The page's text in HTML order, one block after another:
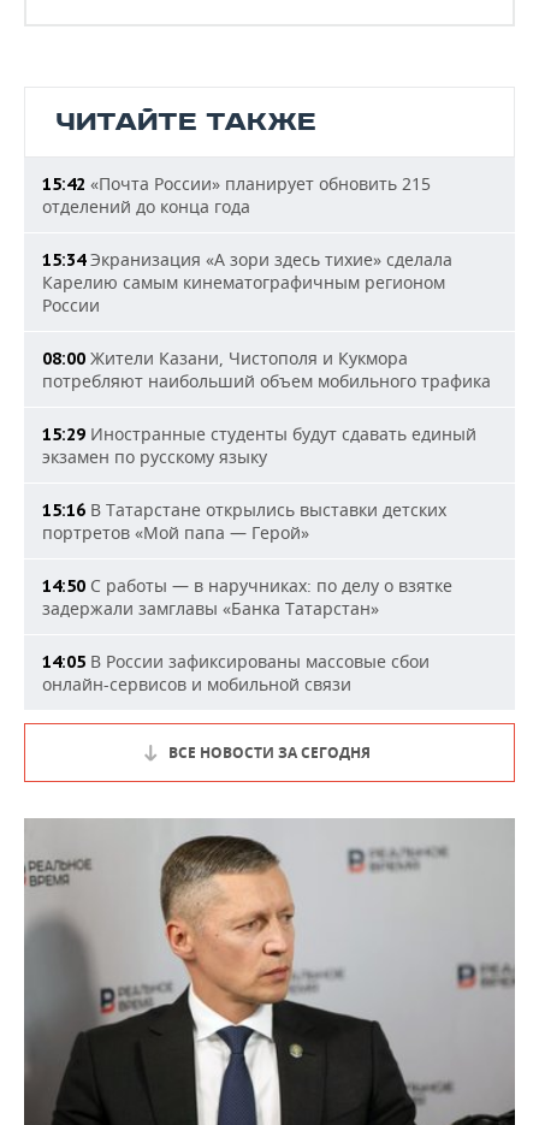
ЧИТАЙТЕ ТАКЖЕ
15:42 «Почта России» планирует обновить 215
отделений до конца года
15:34Экранизация «А зори здесь тихие» сделала
Карелию самым кинематографичным регионом
России
08:00 Жители Казани, Чистополя и Кукмора
потребляют наибольший объем мобильного трафика
15:29 Иностранные студенты будут сдавать единый
экзамен по русскому языку
15:16 В Татарстане открылись выставки детских
портретов «Мой папа — Герой»
14:50 С работы — в наручниках: по делу о взятке
задержали замглавы «Банка Татарстан»
14:05 В России зафиксированы массовые сбои
онлайн-сервисов и мобильной связи
ВСЕ НОВОСТИ ЗА СЕГОДНЯ